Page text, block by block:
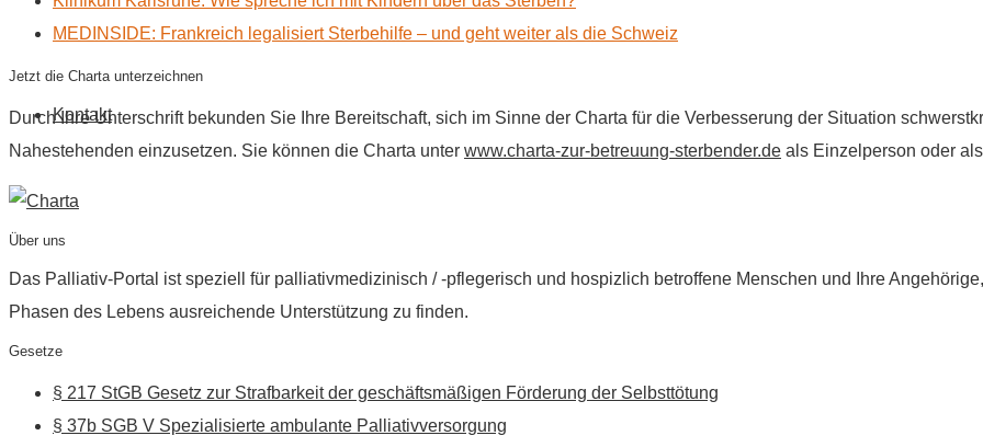
Kontakt
MEDINSIDE: Frankreich legalisiert Sterbehilfe – und geht weiter als die Schweiz
Jetzt die Charta unterzeichnen
Durch Ihre Unterschrift bekunden Sie Ihre Bereitschaft, sich im Sinne der Charta für die Verbesserung der Situation
Nahestehenden einzusetzen. Sie können die Charta unter www.charta-zur-betreuung-sterbender.de als Einzelperson oder
Über uns
Das Palliativ-Portal ist speziell für palliativmedizinisch / -pflegerisch und hospizlich betroffene Menschen und Ihre
Phasen des Lebens ausreichende Unterstützung zu finden.
Gesetze
§ 217 StGB Gesetz zur Strafbarkeit der geschäftsmäßigen Förderung der Selbsttötung
§ 37b SGB V Spezialisierte ambulante Palliativversorgung